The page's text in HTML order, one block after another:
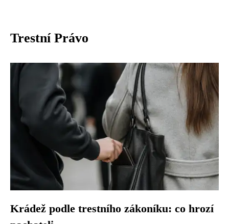
Trestní Právo
Krádež podle trestního zákoníku: co hrozí